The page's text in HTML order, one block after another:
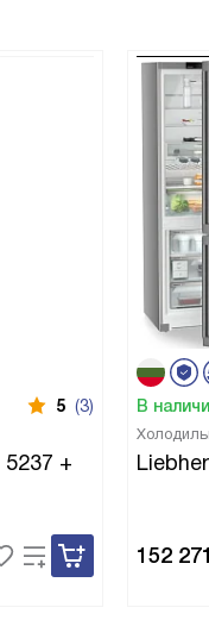
5 (3)
5237 +
В
152